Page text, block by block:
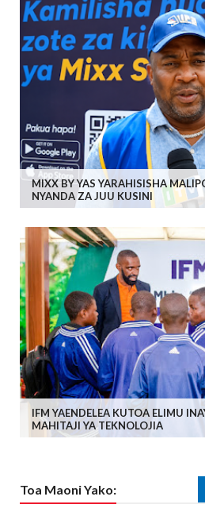
MIXX BY YAS YARAHISISHA
NYANDA ZA JUU KUSINI
IFM YAENDELEA KUTOA ELIMU
MAHITAJI YA TEKNOLOJIA
Toa Maoni Yako: